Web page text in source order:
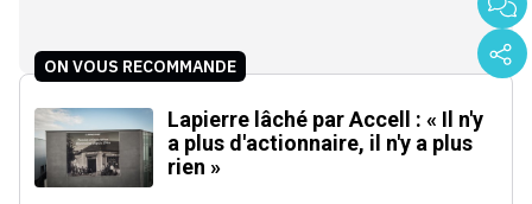
ON VOUS RECOMMANDE
Lapierre lâché par Accell : « Il n'y
a plus d'actionnaire, il n'y a plus
rien »